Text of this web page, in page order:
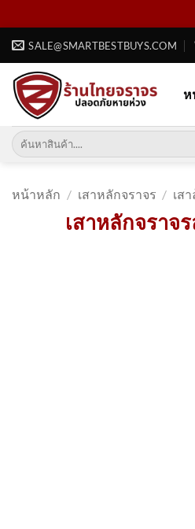
ข้าม
เนื้อหา
SALE@SMARTBESTBUYS.COM
ห
ค้นหา:
หน้าหลัก / เสาหลักจราจร / เส
เสาหลักจราจ